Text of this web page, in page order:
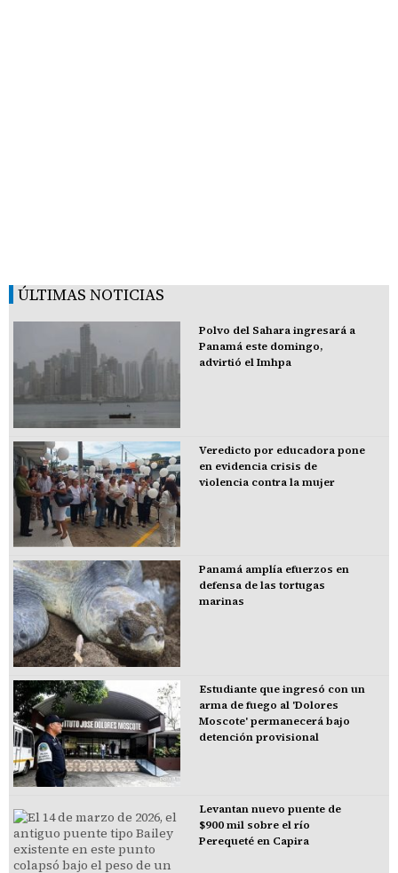
ÚLTIMAS NOTICIAS
Polvo del Sahara ingresará a
Panamá este domingo,
advirtió el Imhpa
Veredicto por educadora pone
en evidencia crisis de
violencia contra la mujer
Panamá amplía efuerzos en
defensa de las tortugas
marinas
Estudiante que ingresó con un
arma de fuego al 'Dolores
Moscote' permanecerá bajo
detención provisional
Levantan nuevo puente de
$900 mil sobre el río
Perequeté en Capira